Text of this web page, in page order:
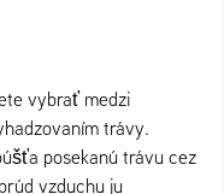
vybrať medzi
trávy.
posekanú trávu cez
vzduchu ju